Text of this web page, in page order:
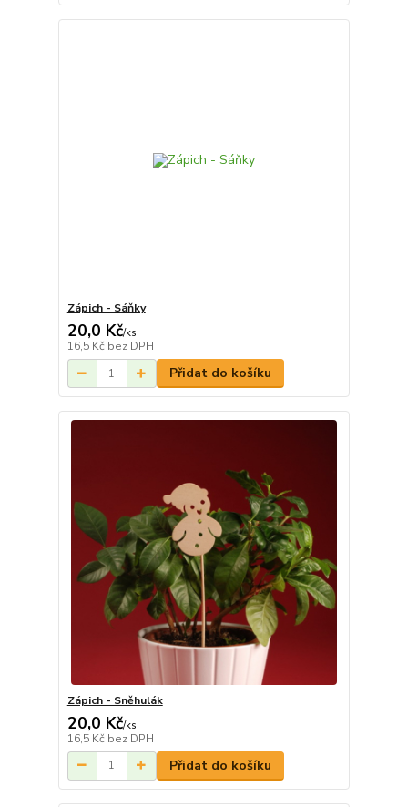
Zápich - Sáňky
20,0 Kč/ks
16,5 Kč bez DPH
Přidat do košíku
Zápich - Sněhulák
20,0 Kč/ks
16,5 Kč bez DPH
Přidat do košíku